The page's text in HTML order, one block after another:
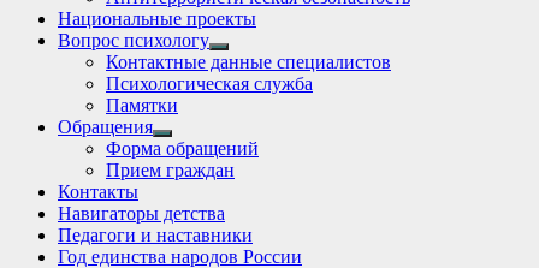
Национальные проекты
Вопрос психологу
Show
sub
menu
Контактные данные специалистов
Психологическая служба
Памятки
Обращения
Show
sub
menu
Форма обращений
Прием граждан
Контакты
Навигаторы детства
Педагоги и наставники
Год единства народов России